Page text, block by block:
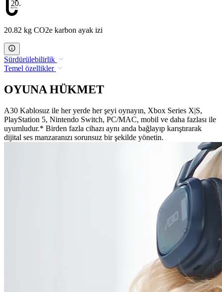
20.82
20.82 kg CO2e karbon ayak izi
Sürdürülebilirlik
Temel özellikler
OYUNA HÜKMET
A30 Kablosuz ile her yerde her şeyi oynayın, Xbox Series X|S,
PlayStation 5, Nintendo Switch, PC/MAC, mobil ve daha fazlası ile
uyumludur.* Birden fazla cihazı aynı anda bağlayıp karıştırarak
dijital ses manzaranızı sorunsuz bir şekilde yönetin.